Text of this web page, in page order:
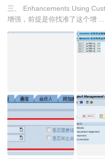
三、 Enhancements Using
增强，前提是你找准了这个增 ...